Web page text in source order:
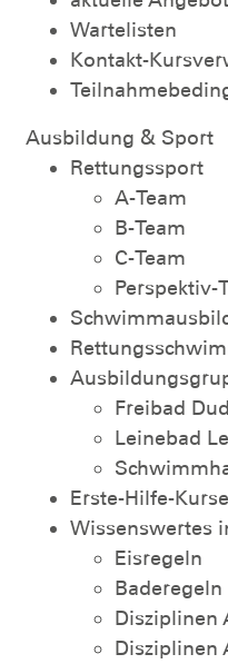
Wartelisten
Kontakt-
Ausbildung & Sport
Rettungssport
A-Team
B-Team
C-Team
Perspektiv-
Freibad
Leinebad
Erste-Hilfe-Kurse
Wissenswertes
Eisregeln
Baderegeln
Disziplinen
Disziplinen